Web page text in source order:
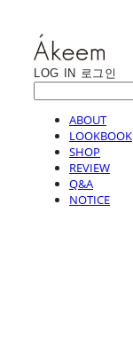
LOG IN 로그인
ABOUT
LOOKBOOK
SHOP
REVIEW
Q&A
NOTICE